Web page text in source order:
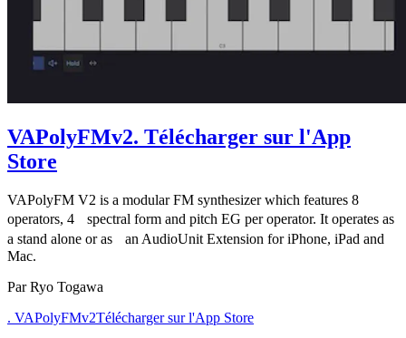
VAPolyFMv2. Télécharger sur l'App
Store
VAPolyFM V2 is a modular FM synthesizer which features 8
operators, 4 spectral form and pitch EG per operator. It operates as
a stand alone or as an AudioUnit Extension for iPhone, iPad and
Mac.
Par Ryo Togawa
. VAPolyFMv2Télécharger sur l'App Store